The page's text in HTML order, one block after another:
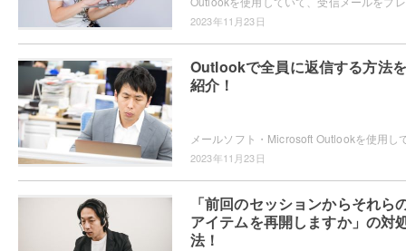
2023年11月23日
Outlookで全員に返信する方法を
紹介！
2023年11月23日
「前回のセッションからそれら
アイテムを再開しますか」の対
法！